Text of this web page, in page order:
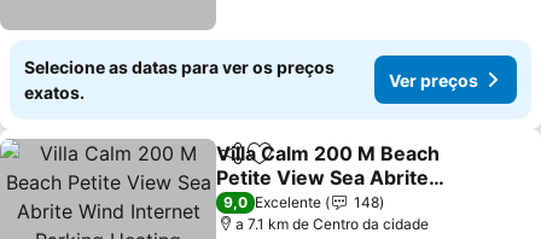
Selecione as datas para ver os preços
exatos.
Ver preços
PartilharAdicionar aos favoritos
Villa Calm 200 M Beach
Petite View Sea Abrite
Wind Internet Parking
Heating
9,0 Excelente
148
a 7.1 km de Centro da cidade